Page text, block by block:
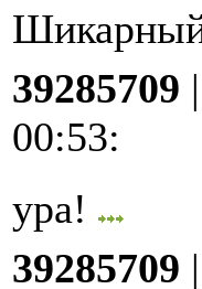
39285709
00:53:
ура!
39285709